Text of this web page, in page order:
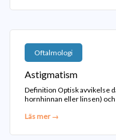
Oftalmologi
Astigmatism
Definition Optisk avvikelse
hornhinnan eller linsen)
Läs mer →